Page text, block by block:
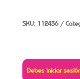
SKU: 112436
Debes iniciar